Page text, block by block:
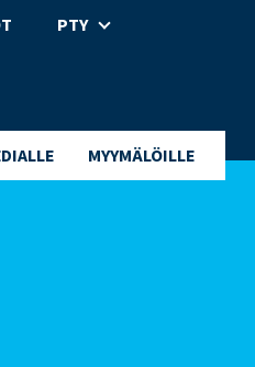
PTY
MYYMÄLÖILLE